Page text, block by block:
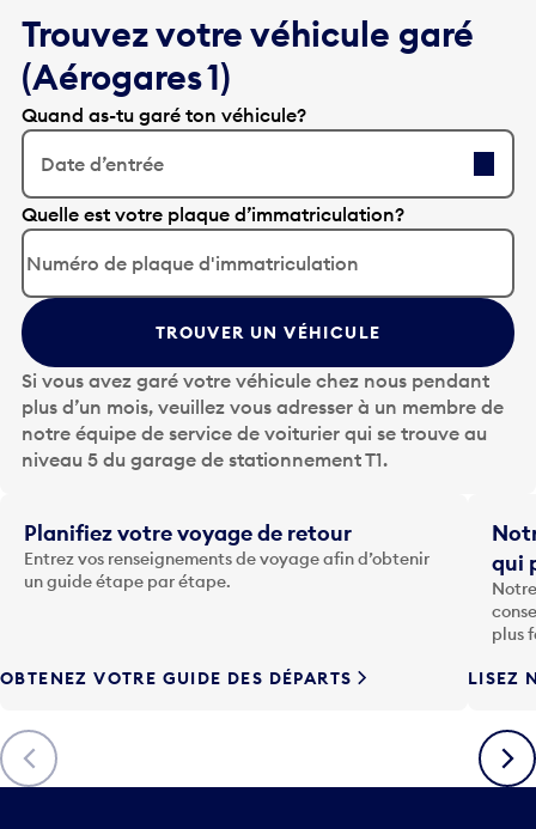
Trouvez votre véhicule garé
(Aérogares 1)
Quand as-tu garé ton véhicule?
Date d’entrée
A
p
p
u
y
e
z
s
u
r
l
t
o
u
F
è
c
h
Quelle est votre plaque d’immatriculation?
TROUVER UN VÉHICULE
Si vous avez garé votre véhicule chez nous pendant
plus d’un mois, veuillez vous adresser à un membre de
notre équipe de service de voiturier qui se trouve au
niveau 5 du garage de stationnement T1.
Précédent
Planifiez votre voyage de retour
Entrez vos renseignements de voyage afin d’obtenir
un guide étape par étape.
OBTENEZ VOTRE GUIDE DES DÉPARTS
qui
plus
LISEZ